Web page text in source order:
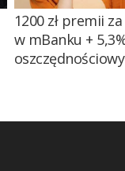
1200 zł premii
w mBanku +